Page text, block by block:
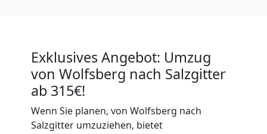
Exklusives Angebot: Umzug
von Wolfsberg nach Salzgitter
ab 315€!
Wenn Sie planen, von Wolfsberg nach
Salzgitter umzuziehen, bietet